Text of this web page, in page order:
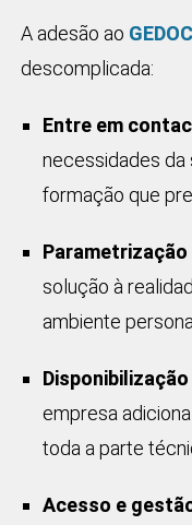
A adesão ao
descomplicada:
Entre em
necessidades da
formação que
solução à
ambiente
empresa
toda a parte
Acesso e